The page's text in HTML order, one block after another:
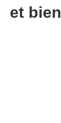
et